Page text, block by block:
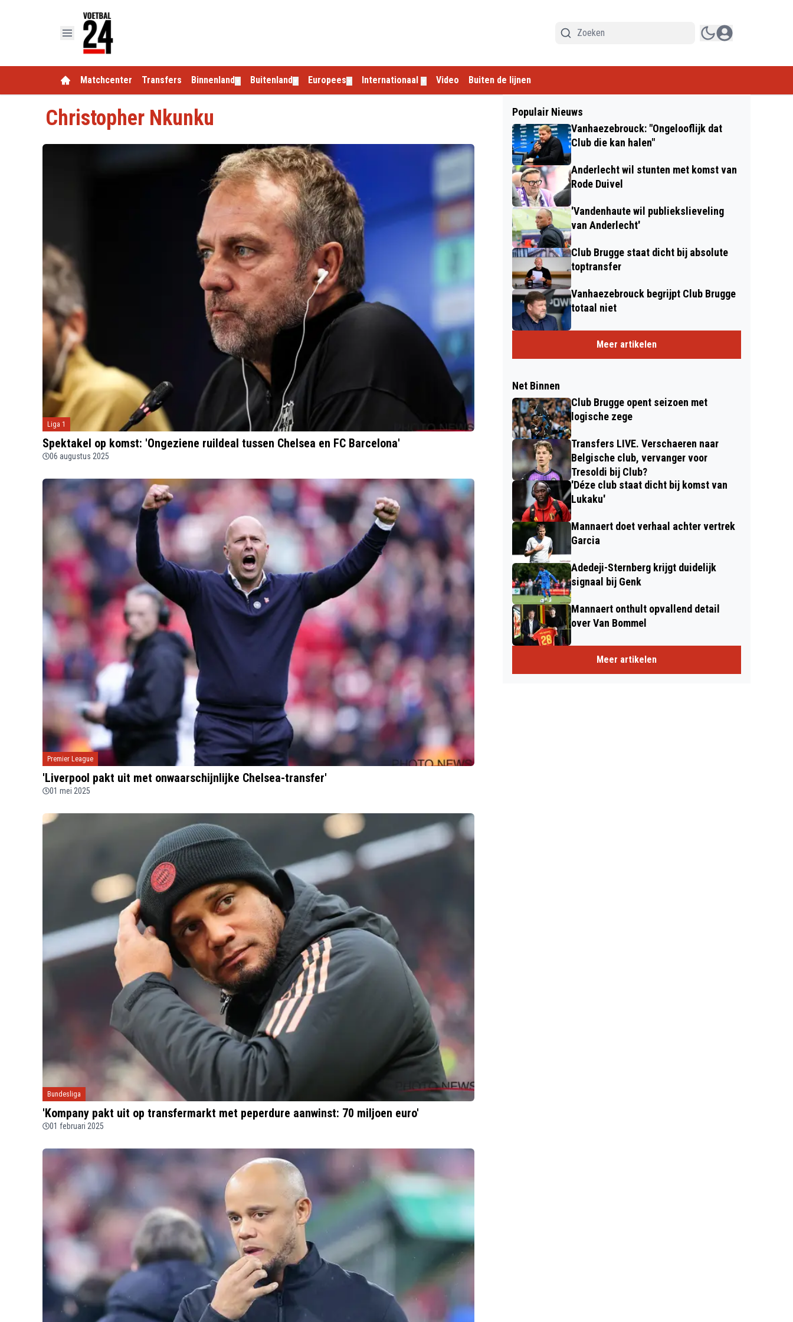
Matchcenter Transfers Binnenland Buitenland Europees Internationaal Video Buiten de lijnen
Christopher Nkunku
Liga 1
Spektakel op komst: 'Ongeziene ruildeal tussen Chelsea en FC Barcelona'
06 augustus 2025
Premier League
'Liverpool pakt uit met onwaarschijnlijke Chelsea-transfer'
01 mei 2025
Bundesliga
'Kompany pakt uit op transfermarkt met peperdure aanwinst: 70 miljoen euro'
01 februari 2025
Populair Nieuws
Vanhaezebrouck: "Ongelooflijk dat
Club die kan halen"
Anderlecht wil stunten met komst van
Rode Duivel
'Vandenhaute wil publiekslieveling
van Anderlecht'
Club Brugge staat dicht bij absolute
toptransfer
Vanhaezebrouck begrijpt Club Brugge
totaal niet
Meer artikelen
Net Binnen
Club Brugge opent seizoen met
logische zege
Transfers LIVE. Verschaeren naar
Belgische club, vervanger voor
Tresoldi bij Club?
'Déze club staat dicht bij komst van
Lukaku'
Mannaert doet verhaal achter vertrek
Garcia
Adedeji-Sternberg krijgt duidelijk
signaal bij Genk
Mannaert onthult opvallend detail
over Van Bommel
Meer artikelen